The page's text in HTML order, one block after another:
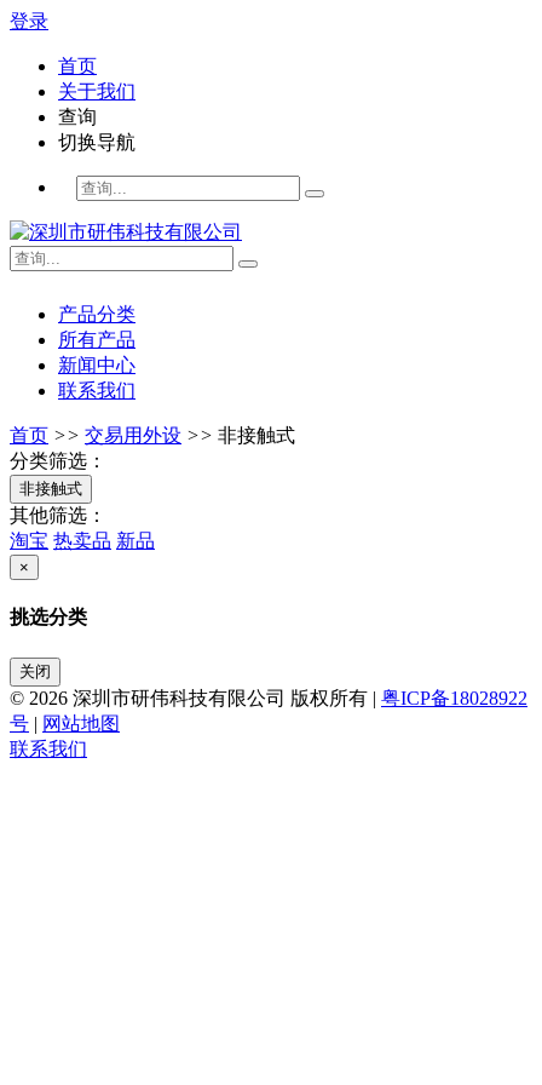
登录
首页
关于我们
查询
切换导航
产品分类
所有产品
新闻中心
联系我们
首页 >> 交易用外设 >> 非接触式
分类筛选：
非接触式
其他筛选：
淘宝 热卖品 新品
×
挑选分类
关闭
© 2026 深圳市研伟科技有限公司 版权所有 | 粤ICP备18028922
号 | 网站地图
联系我们